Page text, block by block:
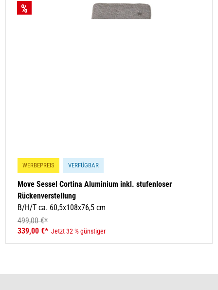
WERBEPREIS VERFÜGBAR
Move Sessel Cortina Aluminium inkl. stufenloser
Rückenverstellung
B/H/T ca. 60,5x108x76,5 cm
499,00 €*
339,00 €* Jetzt 32 % günstiger